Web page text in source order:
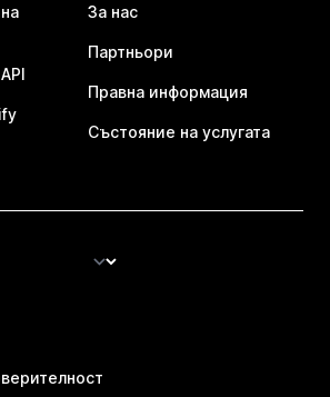
За нас
Партньори
Правна информация
Състояние на услугата